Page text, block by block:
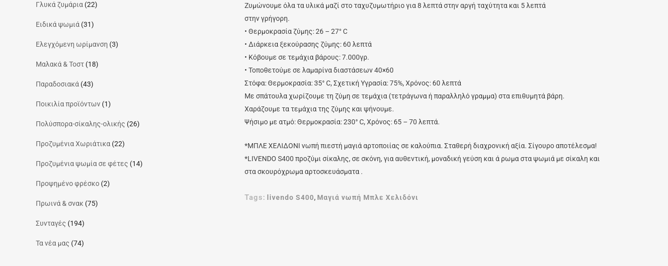
Γλυκά ζυμάρια (22)
Ειδικά ψωμιά (31)
Ελεγχόμενη ωρίμανση (3)
Μαλακά & Τοστ (18)
Παραδοσιακά (43)
Ποικιλία προϊόντων (1)
Πολύσπορα-σίκαλης-ολικής (26)
Προζυμένια Χωριάτικα (22)
Προζυμένια ψωμία σε φέτες (14)
Προψημένο φρέσκο (2)
Πρωινά & σνακ (75)
Συνταγές (194)
Τα νέα μας (74)
Ζυμώνουμε όλα τα υλικά μαζί στο ταχυζυμωτήριο για 8 λεπτά στην αργή ταχύτητα και 5 λεπτά
στην γρήγορη.
• Θερμοκρασία ζύμης: 26 – 27° C
• Διάρκεια ξεκούρασης ζύμης: 60 λεπτά
• Κόβουμε σε τεμάχια βάρους: 7.000γρ.
• Τοποθετούμε σε λαμαρίνα διαστάσεων 40×60
Στόφα: Θερμοκρασία: 35° C, Σχετική Υγρασία: 75%, Χρόνος: 60 λεπτά
Με σπάτουλα χωρίζουμε τη ζύμη σε τεμάχια (τετράγωνα ή παραλληλό γραμμα) στα επιθυμητά βάρη.
Χαράζουμε τα τεμάχια της ζύμης και ψήνουμε.
Ψήσιμο με ατμό: Θερμοκρασία: 230° C, Χρόνος: 65 – 70 λεπτά.
*ΜΠΛΕ ΧΕΛΙΔΟΝΙ νωπή πιεστή μαγιά αρτοποιίας σε καλούπια. Σταθερή διαχρονική αξία. Σίγουρο αποτέλεσμα!
*LIVENDO S400 προζύμι σίκαλης, σε σκόνη, για αυθεντική, μοναδική γεύση και ά ρωμα στα ψωμιά με σίκαλη και
στα σκουρόχρωμα αρτοσκευάσματα .
Tags: livendo S400, Μαγιά νωπή Μπλε Χελιδόνι